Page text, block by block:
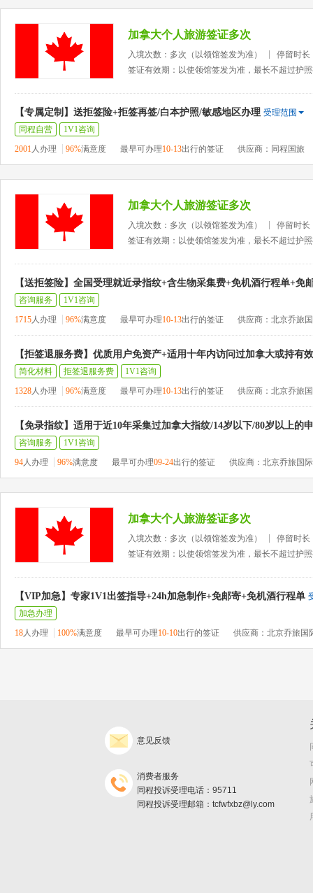
加拿大个人旅游签证多次
入境次数：多次（以领馆签发为准）
停留时长
签证有效期：以使领馆签发为准，最长不超过护
【专属定制】送拒签险+拒签再签/白本护照/敏感地区办理 受理范围
同程自营
1V1咨询
2001人办理 96%满意度 最早可办理10-13出行的签证 供应商：同程国旅
加拿大个人旅游签证多次
入境次数：多次（以领馆签发为准）
停留时长
签证有效期：以使领馆签发为准，最长不超过护
【送拒签险】全国受理就近录指纹+含生物采集费+免机酒行程单+免
咨询服务
1V1咨询
1715人办理 96%满意度 最早可办理10-13出行的签证 供应商：北京乔旅
【拒签退服务费】优质用户免资产+适用十年内访问过加拿大或持有
简化材料 拒签退服务费
1V1咨询
1328人办理 96%满意度 最早可办理10-13出行的签证 供应商：北京乔旅
【免录指纹】适用于近10年采集过加拿大指纹/14岁以下/80岁以上的
咨询服务
1V1咨询
94人办理 96%满意度 最早可办理09-24出行的签证 供应商：北京乔旅国
加拿大个人旅游签证多次
入境次数：多次（以领馆签发为准）
停留时长
签证有效期：以使领馆签发为准，最长不超过护
【VIP加急】专家1V1出签指导+24h加急制作+免邮寄+免机酒行程单
加急办理
18人办理 100%满意度 最早可办理10-10出行的签证 供应商：北京乔旅国
意见反馈
消费者服务
同程投诉受理电话：95711
同程投诉受理邮箱：tcfwfxbz@ly.com